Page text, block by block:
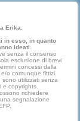
Erika.
in esso, in quanto
ideati.
senza il consenso
esclusione di brevi
concessi dalla
o comunque fittizi.
utilizzati senza
e copyrights.
richiedere
segnalazione